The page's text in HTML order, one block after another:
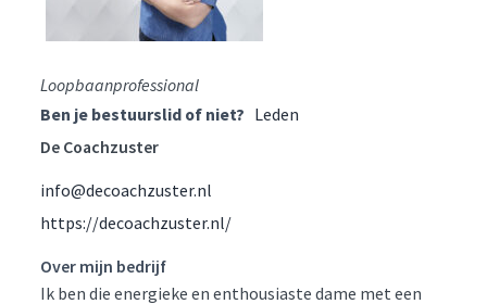
Loopbaanprofessional
Ben je bestuurslid of niet? Leden
De Coachzuster
info@decoachzuster.nl
https://decoachzuster.nl/
Over mijn bedrijf
Ik ben die energieke en enthousiaste dame met een